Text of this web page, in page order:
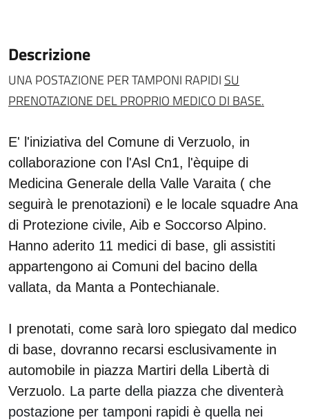
Descrizione
UNA POSTAZIONE PER TAMPONI RAPIDI SU
PRENOTAZIONE DEL PROPRIO MEDICO DI BASE.
E' l'iniziativa del Comune di Verzuolo, in
collaborazione con l'Asl Cn1, l'èquipe di
Medicina Generale della Valle Varaita ( che
seguirà le prenotazioni) e le locale squadre Ana
di Protezione civile, Aib e Soccorso Alpino.
Hanno aderito 11 medici di base, gli assistiti
appartengono ai Comuni del bacino della
vallata, da Manta a Pontechianale.
I prenotati, come sarà loro spiegato dal medico
di base, dovranno recarsi esclusivamente in
automobile in piazza Martiri della Libertà di
Verzuolo. La parte della piazza che diventerà
postazione per tamponi rapidi è quella nei